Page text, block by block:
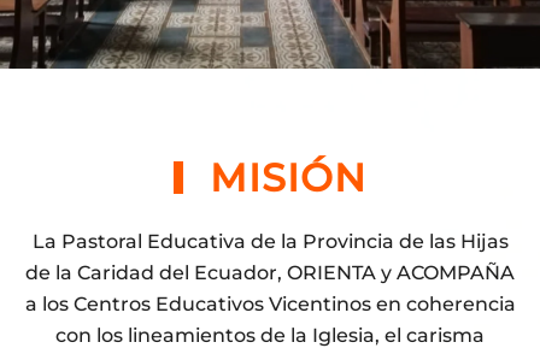
MISIÓN
La Pastoral Educativa de la Provincia de las Hijas
de la Caridad del Ecuador, ORIENTA y ACOMPAÑA
a los Centros Educativos Vicentinos en coherencia
con los lineamientos de la Iglesia, el carisma